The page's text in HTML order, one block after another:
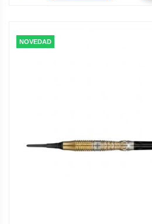
NOVEDAD